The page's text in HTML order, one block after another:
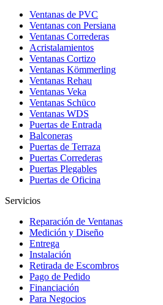
Ventanas de PVC
Ventanas con Persiana
Ventanas Correderas
Acristalamientos
Ventanas Cortizo
Ventanas Kömmerling
Ventanas Rehau
Ventanas Veka
Ventanas Schüco
Ventanas WDS
Puertas de Entrada
Balconeras
Puertas de Terraza
Puertas Correderas
Puertas Plegables
Puertas de Oficina
Servicios
Reparación de Ventanas
Medición y Diseño
Entrega
Instalación
Retirada de Escombros
Pago de Pedido
Financiación
Para Negocios